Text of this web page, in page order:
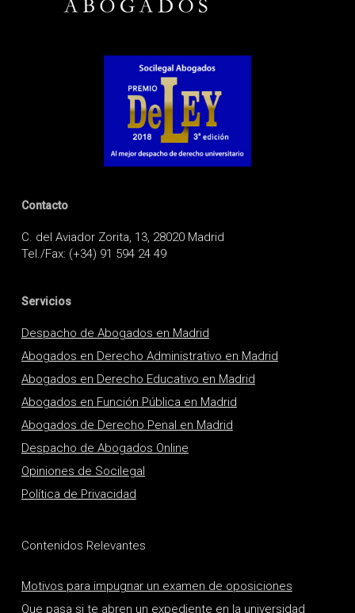
Contacto
C. del Aviador Zorita, 13, 28020 Madrid
Tel./Fax: (+34) 91 594 24 49
Servicios
Despacho de Abogados en Madrid
Abogados en Derecho Administrativo en Madrid
Abogados en Derecho Educativo en Madrid
Abogados en Función Pública en Madrid
Abogados de Derecho Penal en Madrid
Despacho de Abogados Online
Opiniones de Socilegal
Política de Privacidad
Contenidos Relevantes
Motivos para impugnar un examen de oposiciones
Que pasa si te abren un expediente en la universidad